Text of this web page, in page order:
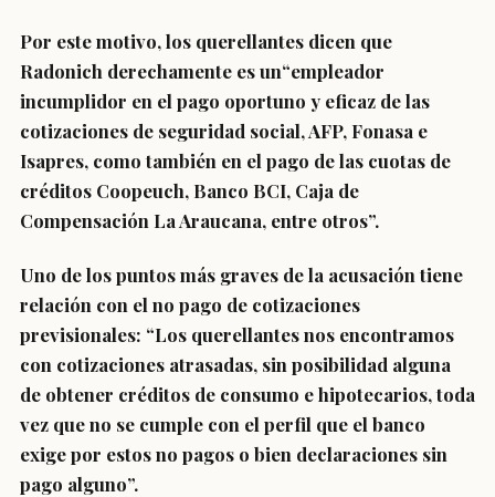
Por este motivo, los querellantes dicen que
Radonich derechamente es un“empleador
incumplidor en el pago oportuno y eficaz de las
cotizaciones de seguridad social, AFP, Fonasa e
Isapres, como también en el pago de las cuotas de
créditos Coopeuch, Banco BCI, Caja de
Compensación La Araucana, entre otros”.
Uno de los puntos más graves de la acusación tiene
relación con el no pago de cotizaciones
previsionales: “Los querellantes nos encontramos
con cotizaciones atrasadas, sin posibilidad alguna
de obtener créditos de consumo e hipotecarios, toda
vez que no se cumple con el perfil que el banco
exige por estos no pagos o bien declaraciones sin
pago alguno”.